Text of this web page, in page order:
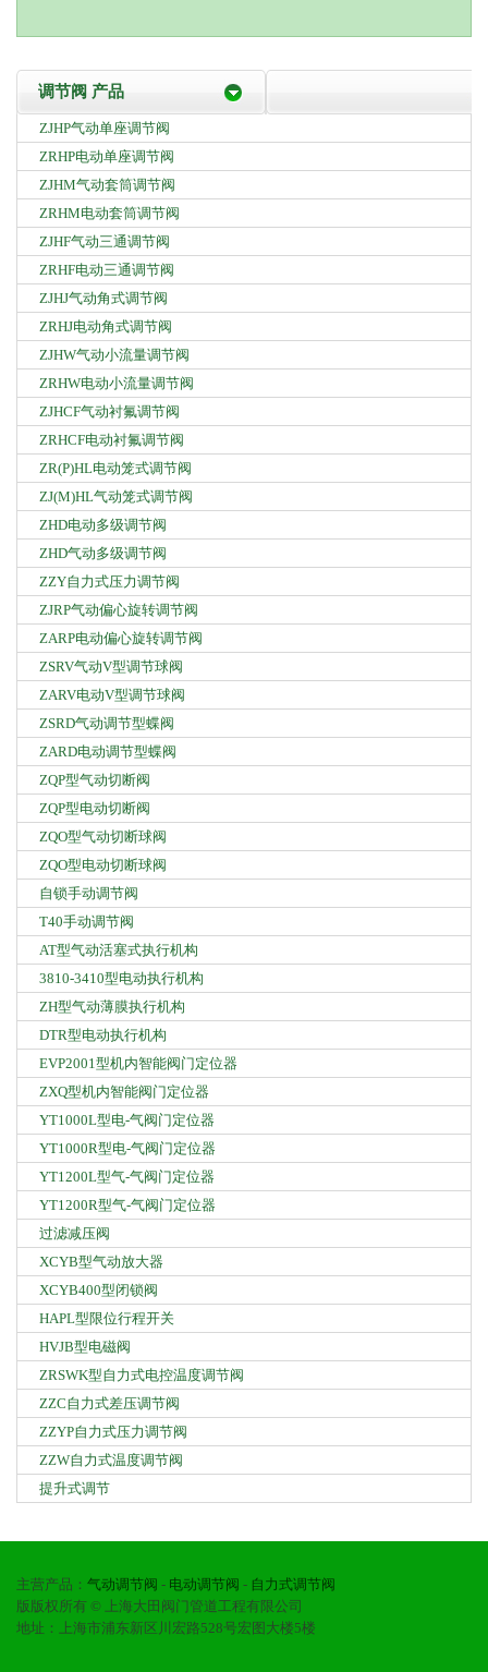
调节阀 产品
ZJHP气动单座调节阀
ZRHP电动单座调节阀
ZJHM气动套筒调节阀
ZRHM电动套筒调节阀
ZJHF气动三通调节阀
ZRHF电动三通调节阀
ZJHJ气动角式调节阀
ZRHJ电动角式调节阀
ZJHW气动小流量调节阀
ZRHW电动小流量调节阀
ZJHCF气动衬氟调节阀
ZRHCF电动衬氟调节阀
ZR(P)HL电动笼式调节阀
ZJ(M)HL气动笼式调节阀
ZHD电动多级调节阀
ZHD气动多级调节阀
ZZY自力式压力调节阀
ZJRP气动偏心旋转调节阀
ZARP电动偏心旋转调节阀
ZSRV气动V型调节球阀
ZARV电动V型调节球阀
ZSRD气动调节型蝶阀
ZARD电动调节型蝶阀
ZQP型气动切断阀
ZQP型电动切断阀
ZQO型气动切断球阀
ZQO型电动切断球阀
自锁手动调节阀
T40手动调节阀
AT型气动活塞式执行机构
3810-3410型电动执行机构
ZH型气动薄膜执行机构
DTR型电动执行机构
EVP2001型机内智能阀门定位器
ZXQ型机内智能阀门定位器
YT1000L型电-气阀门定位器
YT1000R型电-气阀门定位器
YT1200L型气-气阀门定位器
YT1200R型气-气阀门定位器
过滤减压阀
XCYB型气动放大器
XCYB400型闭锁阀
HAPL型限位行程开关
HVJB型电磁阀
ZRSWK型自力式电控温度调节阀
ZZC自力式差压调节阀
ZZYP自力式压力调节阀
ZZW自力式温度调节阀
提升式调节
主营产品： 气动调节阀 - 电动调节阀 - 自力式调节阀
版版权所有 © 上海大田阀门管道工程有限公司
地址：上海市浦东新区川宏路528号宏图大楼5楼